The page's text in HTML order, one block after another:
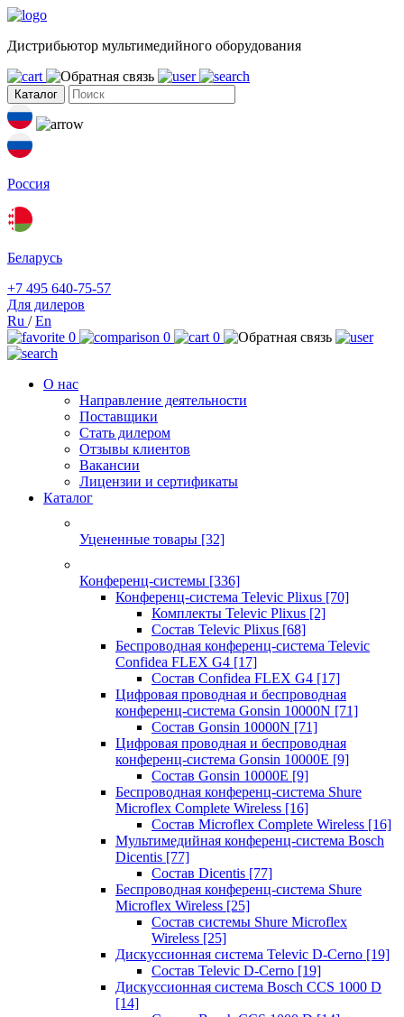
Дистрибьютор мультимедийного оборудования
Каталог
Россия
Беларусь
+7 495 640-75-57
Для дилеров
Ru /En
0
0 0
О нас
Направление деятельности
Поставщики
Стать дилером
Отзывы клиентов
Вакансии
Лицензии и сертификаты
Каталог
Уцененные товары [32]
Конференц-системы [336]
Конференц-система Televic Plixus [70]
Комплекты Televic Plixus [2]
Состав Televic Plixus [68]
Беспроводная конференц-система Televic
Confidea FLEX G4 [17]
Состав Confidea FLEX G4 [17]
Цифровая проводная и беспроводная
конференц-система Gonsin 10000N [71]
Состав Gonsin 10000N [71]
Цифровая проводная и беспроводная
конференц-система Gonsin 10000E [9]
Состав Gonsin 10000E [9]
Беспроводная конференц-система Shure
Microflex Complete Wireless [16]
Состав Microflex Complete Wireless [16]
Мультимедийная конференц-система Bosch
Dicentis [77]
Состав Dicentis [77]
Беспроводная конференц-система Shure
Microflex Wireless [25]
Состав системы Shure Microflex
Wireless [25]
Дискуссионная система Televic D-Cerno [19]
Состав Televic D-Cerno [19]
Дискуссионная система Bosch CCS 1000 D
[14]